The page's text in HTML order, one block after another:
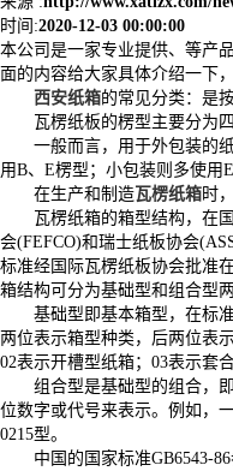
时间:2020-12-03 00:00:00
本公司是一家专业提供、等产
面的内容给大家具体介绍一下
西安纸箱的常见分类：是
瓦楞纸板的楞型主要分为
一般而言，用于外包装的
用B、E楞型；小包装则多使用E
在生产和制造瓦楞纸箱时
瓦楞纸箱的箱型结构，在
会(FEFCO)和瑞士纸板协会
标准经国际瓦楞纸板协会批准
箱结构可分为基础型和组合型两
基础型即基本箱型，在标
两位表示箱型种类，后两位表
02表示开槽型纸箱；03表示套
组合型是基础型的组合，
位数字或代号来表示。例如，
0215型。
中国的国家标准GB6543-